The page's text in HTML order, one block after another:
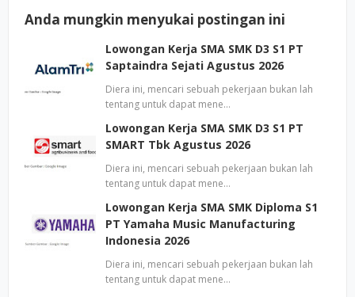
Anda mungkin menyukai postingan ini
Lowongan Kerja SMA SMK D3 S1 PT
Saptaindra Sejati Agustus 2026
Diera ini, mencari sebuah pekerjaan bukan lah
tentang untuk dapat mene…
Lowongan Kerja SMA SMK D3 S1 PT
SMART Tbk Agustus 2026
Diera ini, mencari sebuah pekerjaan bukan lah
tentang untuk dapat mene…
Lowongan Kerja SMA SMK Diploma S1
PT Yamaha Music Manufacturing
Indonesia 2026
Diera ini, mencari sebuah pekerjaan bukan lah
tentang untuk dapat mene…